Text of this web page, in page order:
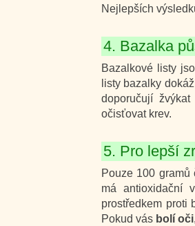
Nejlepších
4. Bazalka
Bazalkové listy
listy bazalky
doporučují
očisťovat krev.
5. Pro lepší
Pouze 100
má antioxidační
prostředkem proti
Pokud vás bolí oči